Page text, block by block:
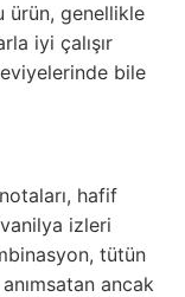
ürün, genellikle
iyi çalışır
bile
hafif
izleri
tütün
ancak